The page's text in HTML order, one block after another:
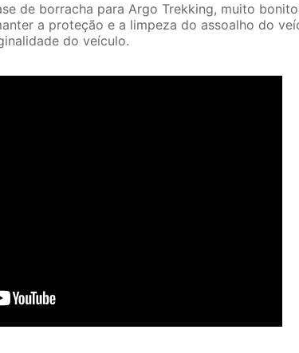
de borracha para Argo Trekking, muito
a proteção e a limpeza do assoalho do
do veículo.